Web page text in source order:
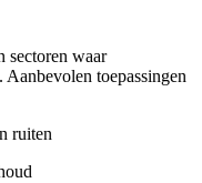
sectoren waar
toepassingen
ruiten